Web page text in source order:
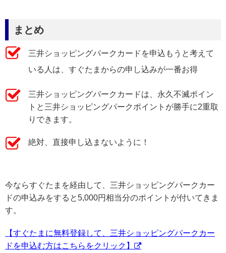
まとめ
三井ショッピングパークカードを申込もうと考えて
いる人は、すぐたまからの申し込みが一番お得
三井ショッピングパークカードは、永久不滅ポイン
トと三井ショッピングパークポイントが勝手に2重取
りできます。
絶対、直接申し込まないように！
今ならすぐたまを経由して、三井ショッピングパークカー
ドの申込みをすると5,000円相当分のポイントが付いてきま
す。
【すぐたまに無料登録して、三井ショッピングパークカー
ドを申込む方はこちらをクリック】